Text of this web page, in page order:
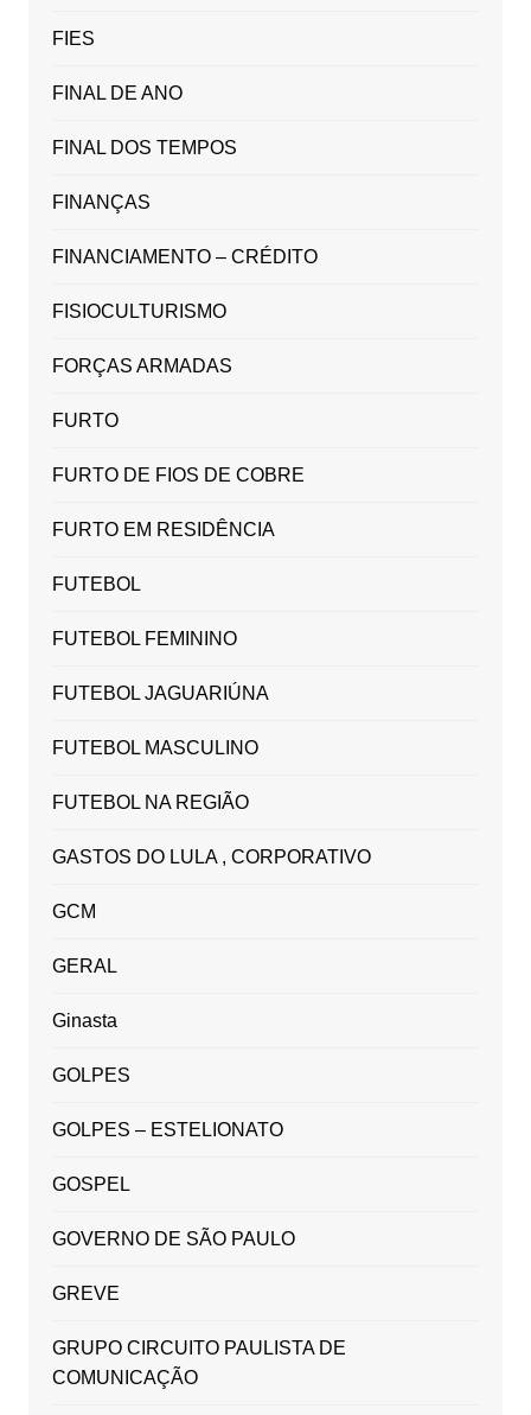
FIES
FINAL DE ANO
FINAL DOS TEMPOS
FINANÇAS
FINANCIAMENTO – CRÉDITO
FISIOCULTURISMO
FORÇAS ARMADAS
FURTO
FURTO DE FIOS DE COBRE
FURTO EM RESIDÊNCIA
FUTEBOL
FUTEBOL FEMININO
FUTEBOL JAGUARIÚNA
FUTEBOL MASCULINO
FUTEBOL NA REGIÃO
GASTOS DO LULA , CORPORATIVO
GCM
GERAL
Ginasta
GOLPES
GOLPES – ESTELIONATO
GOSPEL
GOVERNO DE SÃO PAULO
GREVE
GRUPO CIRCUITO PAULISTA DE
COMUNICAÇÃO